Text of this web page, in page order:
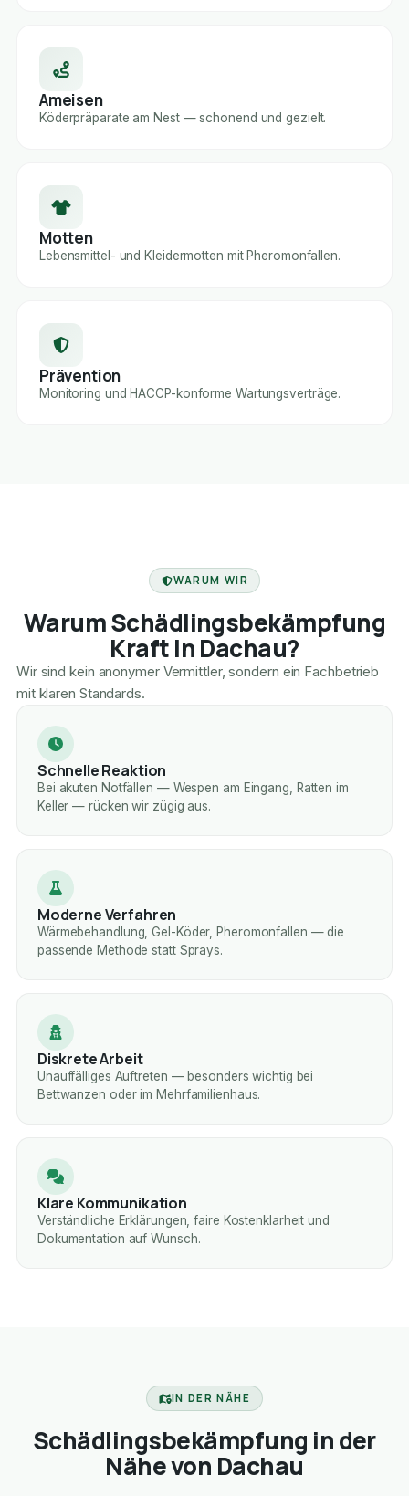
Ameisen
Köderpräparate am Nest — schonend und gezielt.
Motten
Lebensmittel- und Kleidermotten mit Pheromonfallen.
Prävention
Monitoring und HACCP-konforme Wartungsverträge.
WARUM WIR
Warum Schädlingsbekämpfung
Kraft in Dachau?
Wir sind kein anonymer Vermittler, sondern ein Fachbetrieb
mit klaren Standards.
Schnelle Reaktion
Bei akuten Notfällen — Wespen am Eingang, Ratten im
Keller — rücken wir zügig aus.
Moderne Verfahren
Wärmebehandlung, Gel-Köder, Pheromonfallen — die
passende Methode statt Sprays.
Diskrete Arbeit
Unauffälliges Auftreten — besonders wichtig bei
Bettwanzen oder im Mehrfamilienhaus.
Klare Kommunikation
Verständliche Erklärungen, faire Kostenklarheit und
Dokumentation auf Wunsch.
IN DER NÄHE
Schädlingsbekämpfung in der
Nähe von Dachau